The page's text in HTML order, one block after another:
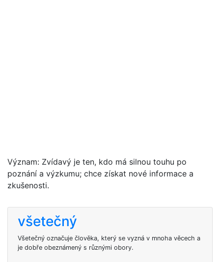
Význam: Zvídavý je ten, kdo má silnou touhu po
poznání a výzkumu; chce získat nové informace a
zkušenosti.
všetečný
Všetečný označuje člověka, který se vyzná v mnoha věcech a
je dobře obeznámený s různými obory.